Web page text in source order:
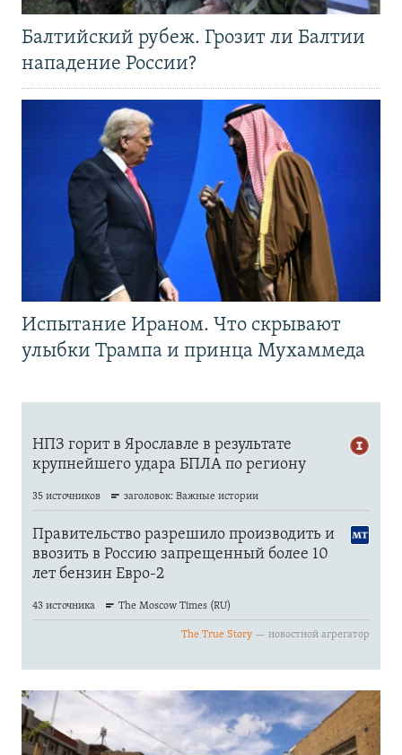
Балтийский рубеж. Грозит ли Балтии
нападение России?
Испытание Ираном. Что скрывают
улыбки Трампа и принца Мухаммеда